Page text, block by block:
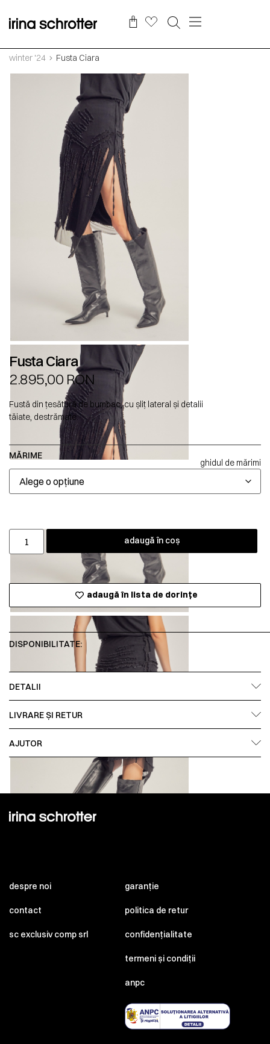
winter '24 Fusta Ciara
Fusta Ciara
2.895,00 RON
Fustă din țesătură de bumbac, cu șliț lateral și detalii
tăiate, destrămate.
MĂRIME
ghidul de mărimi
adaugă în coș
adaugă în lista de dorințe
DISPONIBILITATE:
DETALII
LIVRARE ȘI RETUR
AJUTOR
despre noi
contact
sc exclusiv comp srl
garanție
politica de retur
confidențialitate
termeni și condiții
anpc